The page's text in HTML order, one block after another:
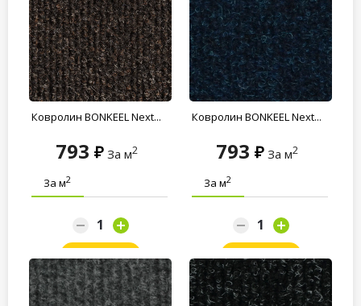
Ковролин BONKEEL Next...
793 За м2
За м2
Ковролин BONKEEL Next...
793 За м2
За м2